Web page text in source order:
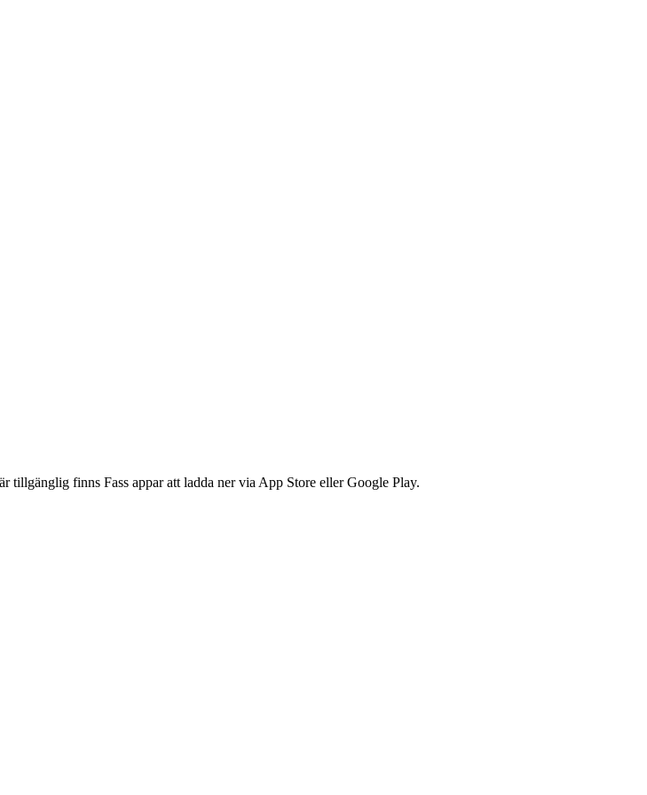
tillgänglig finns Fass appar att ladda ner via App Store eller Google Play.